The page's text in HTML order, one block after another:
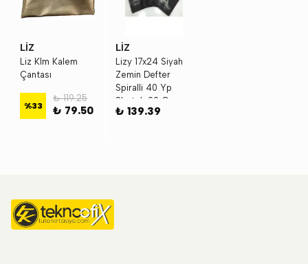
LİZ
Liz Klm Kalem
Çantası
%33
₺ 119.25
₺ 79.50
LİZ
Lizy 17x24 Siyah
Zemin Defter
Spiralli 40 Yp
Sketch 90 Gr
Syhsp17
₺ 139.39